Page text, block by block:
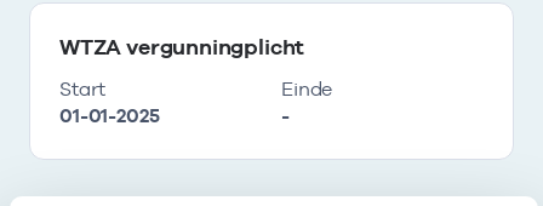
WTZA vergunningplicht
Start
01-01-2025
Einde
-